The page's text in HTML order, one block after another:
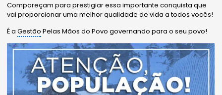
Compareçam para prestigiar essa importante conquista que
vai proporcionar uma melhor qualidade de vida a todos vocês!
É aGestão Pelas Mãos do Povo governando para o seu povo!